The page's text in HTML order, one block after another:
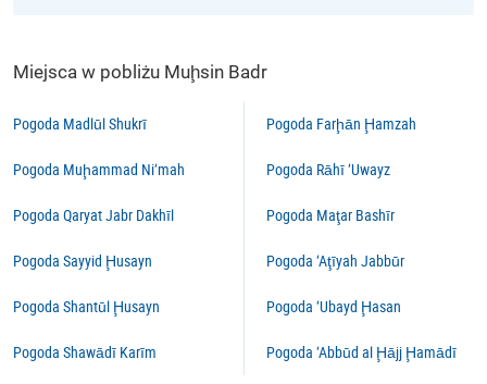
Miejsca w pobliżu Muḩsin Badr
Pogoda Madlūl Shukrī
Pogoda Muḩammad Ni‘mah
Pogoda Qaryat Jabr Dakhīl
Pogoda Sayyid Ḩusayn
Pogoda Shantūl Ḩusayn
Pogoda Shawādī Karīm
Pogoda Farḩān Ḩamzah
Pogoda Rāhī ‘Uwayz
Pogoda Maţar Bashīr
Pogoda ‘Aţīyah Jabbūr
Pogoda ‘Ubayd Ḩasan
Pogoda ‘Abbūd al Ḩājj Ḩamādī